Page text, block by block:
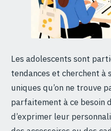
Les adolescents sont
tendances et cherchent à
uniques qu’on ne trouve
parfaitement à ce besoin
d’exprimer leur